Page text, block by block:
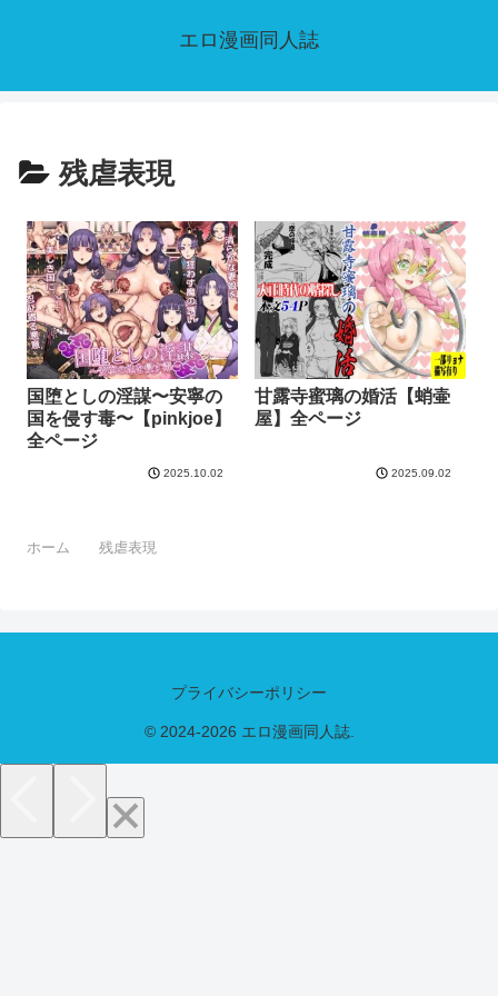
エロ漫画同人誌
残虐表現
国堕としの淫謀〜安寧の
国を侵す毒〜【pinkjoe】
全ページ
2025.10.02
甘露寺蜜璃の婚活【蛸壷
屋】全ページ
2025.09.02
ホーム 残虐表現
プライバシーポリシー
© 2024-2026 エロ漫画同人誌.